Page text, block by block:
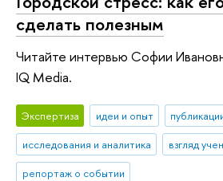
сделать полезным
Читайте интервью Софии
IQ Media.
Экспертиза идеи и опыт
исследования и аналитика
взгляд
репортаж о событии